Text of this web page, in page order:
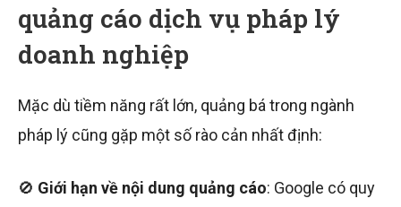
quảng cáo dịch vụ pháp lý
doanh nghiệp
Mặc dù tiềm năng rất lớn, quảng bá trong ngành
pháp lý cũng gặp một số rào cản nhất định:
🚫 Giới hạn về nội dung quảng cáo: Google có quy